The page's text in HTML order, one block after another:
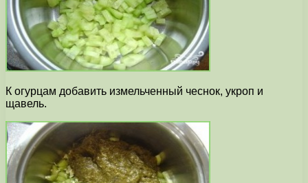
К огурцам добавить измельченный чеснок, укроп и
щавель.